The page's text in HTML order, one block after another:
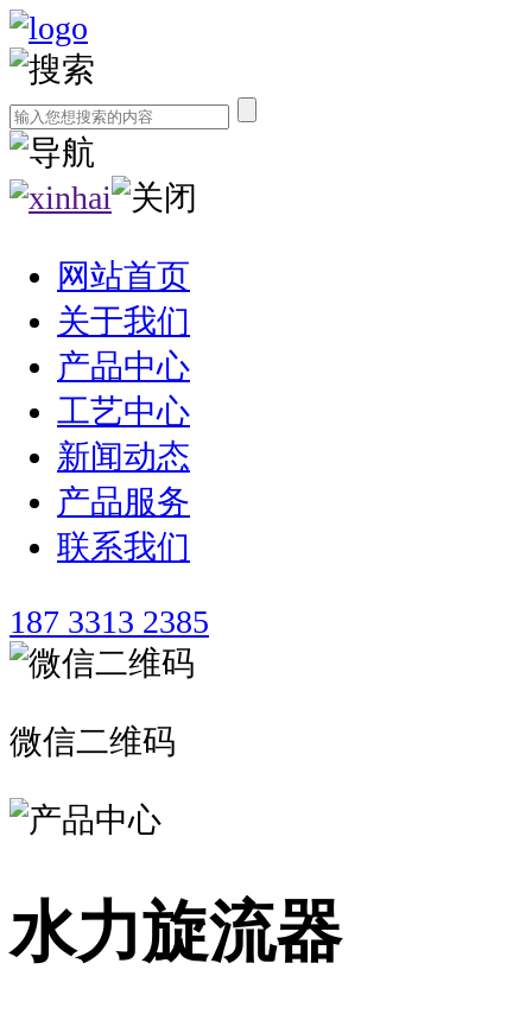
网站首页
关于我们
产品中心
工艺中心
新闻动态
产品服务
联系我们
187 3313 2385
微信二维码
水力旋流器